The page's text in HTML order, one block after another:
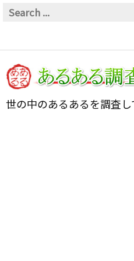
世の中のあるあるを調査し